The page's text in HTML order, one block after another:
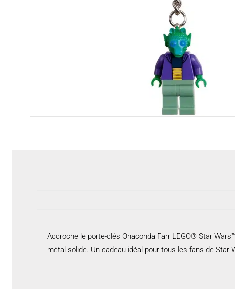
Accroche le porte-clés Onaconda Farr LEGO® Star
métal solide. Un cadeau idéal pour tous les fans de Star